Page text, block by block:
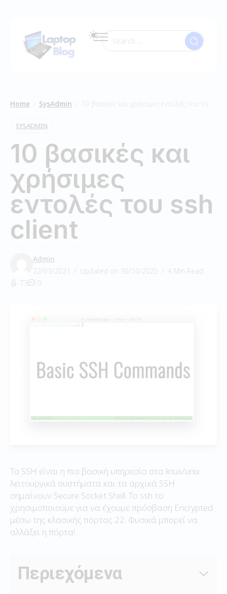
Home SysAdmin 10 βασικές και χρήσιμες εντολές του ssh client
SYSADMIN
10 βασικές και
χρήσιμες
εντολές του ssh
client
Admin
22/03/2021
Updated on 30/10/2025
4 Min Read
73
0
Το SSH είναι η πιο βασική υπηρεσία στα linux/unix
λειτουργικά συστήματα και τα αρχικά SSH
σημαίνουν Secure Socket Shell. Το ssh το
χρησιμοποιούμε για να έχουμε πρόσβαση Encrypted
μέσω της κλασικής πόρτας 22. Φυσικά μπορεί να
αλλάξει η πόρτα!
Περιεχόμενα